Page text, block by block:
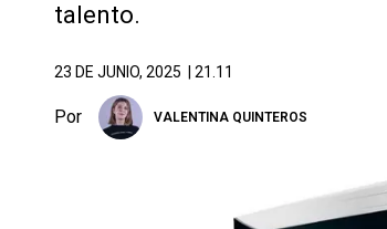
talento.
23 DE JUNIO, 2025 | 21.11
Por VALENTINA QUINTEROS